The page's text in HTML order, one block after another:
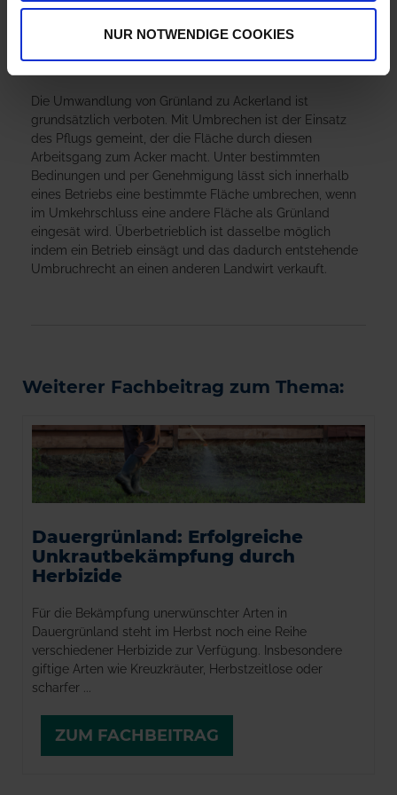
NUR NOTWENDIGE COOKIES
✅Wie Grünland umbrechen?
Die Umwandlung von Grünland zu Ackerland ist
grundsätzlich verboten. Mit Umbrechen ist der Einsatz
des Pflugs gemeint, der die Fläche durch diesen
Arbeitsgang zum Acker macht. Unter bestimmten
Bedinungen und per Genehmigung lässt sich innerhalb
eines Betriebs eine bestimmte Fläche umbrechen, wenn
im Umkehrschluss eine andere Fläche als Grünland
eingesät wird. Überbetrieblich ist dasselbe möglich
indem ein Betrieb einsägt und das dadurch entstehende
Umbruchrecht an einen anderen Landwirt verkauft.
Weiterer Fachbeitrag zum Thema:
Dauergrünland: Erfolgreiche
Unkrautbekämpfung durch
Herbizide
Für die Bekämpfung unerwünschter Arten in
Dauergrünland steht im Herbst noch eine Reihe
verschiedener Herbizide zur Verfügung. Insbesondere
giftige Arten wie Kreuzkräuter, Herbstzeitlose oder
scharfer ...
ZUM FACHBEITRAG